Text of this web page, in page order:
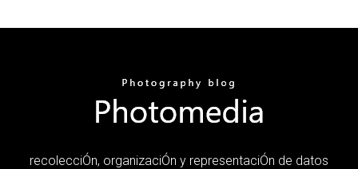
recolecciÓn, organizaciÓn y representaciÓn de datos